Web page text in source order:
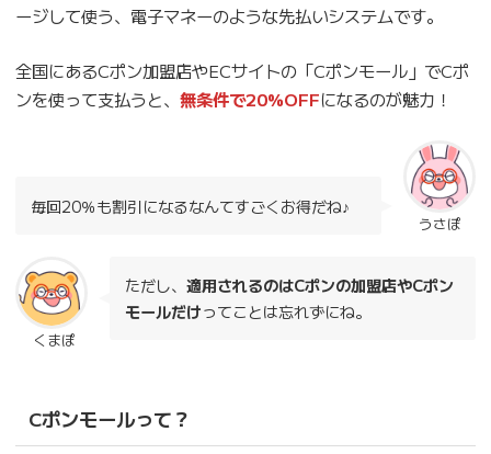
ージして使う、電子マネーのような先払いシステムです。
全国にあるCポン加盟店やECサイトの「Cポンモール」でCポ
ンを使って支払うと、 無条件で20%OFFになるのが魅力！
うさぽ
毎回20％も割引になるなんてすごくお得だね♪
くまぽ
ただし、 適用されるのはCポンの加盟店やCポン
モールだけってことは忘れずにね。
Cポンモールって？